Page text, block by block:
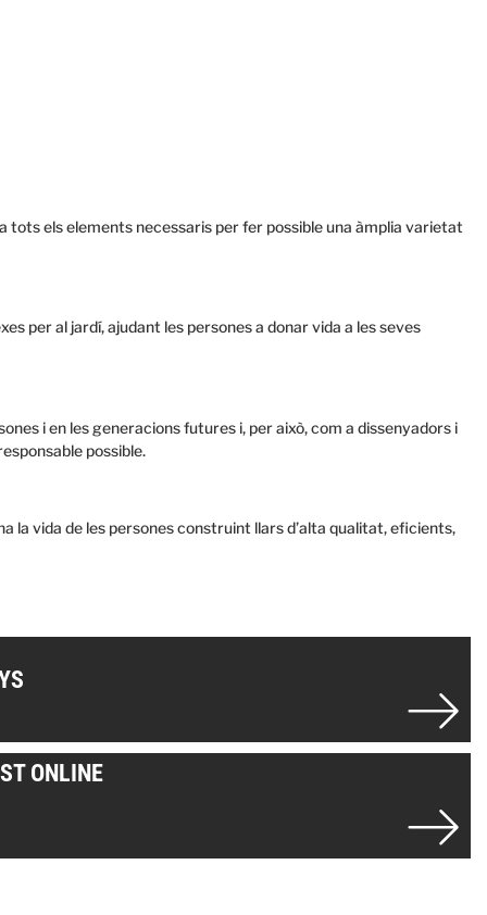
tots els elements necessaris per fer possible una àmplia varietat
per al jardí, ajudant les persones a donar vida a les seves
i en les generacions futures i, per això, com a dissenyadors i
possible.
la vida de les persones construint llars d’alta qualitat, eficients,
ONLINE